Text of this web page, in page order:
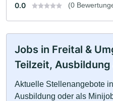
0.0 (0
Jobs in Freital &
Teilzeit, Ausbildung
Aktuelle Stellenangebote
Ausbildung oder als